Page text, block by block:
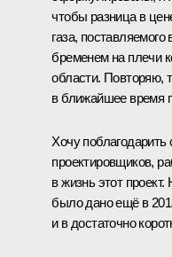
чтобы разница в
газа,
бременем на плечи
области. Повторяю,
в ближайшее время
Хочу поблагодарить
проектировщиков,
в жизнь этот
было дано ещё в
и в достаточно